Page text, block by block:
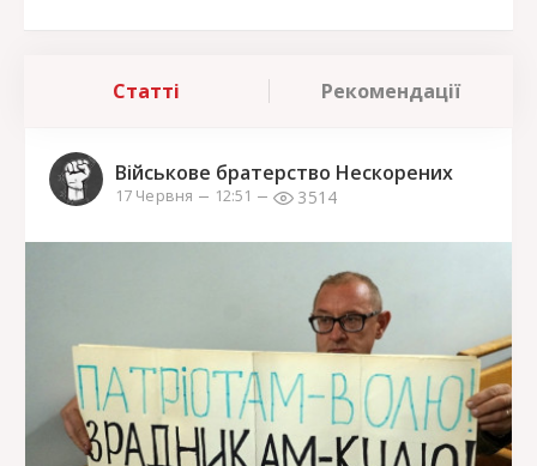
Статті Рекомендації
Військове братерство Нескорених
17 Червня 12:51 3514